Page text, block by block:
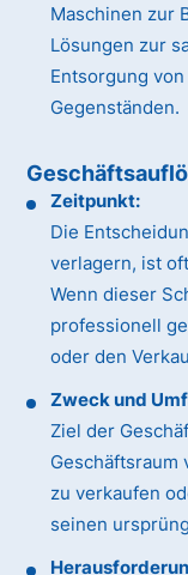
Maschinen zur
Lösungen zur
Entsorgung
Gegenständen.
Zeitpunkt:
Die
verlagern, ist
Wenn dieser
professionell
oder den
Zweck und
Ziel der
Geschäftsraum
zu verkaufen
seinen